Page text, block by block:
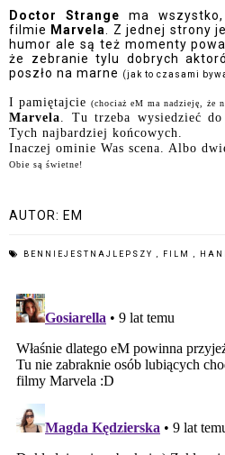
Doctor Strangema
filmie Marvela. Z jednej strony
humor ale są też momenty
że zebranie tylu dobrych
poszło na marne
(jak to czasami
I pamiętajcie (chociaż eM ma nadzieję, że
Marvela. Tu trzeba wysiedzieć do
Tych najbardziej końcowych.
Inaczej ominie Was scena. Albo
Obie są świetne!
AUTOR: EM
BENNIEJESTNAJLEPSZY , FILM ,